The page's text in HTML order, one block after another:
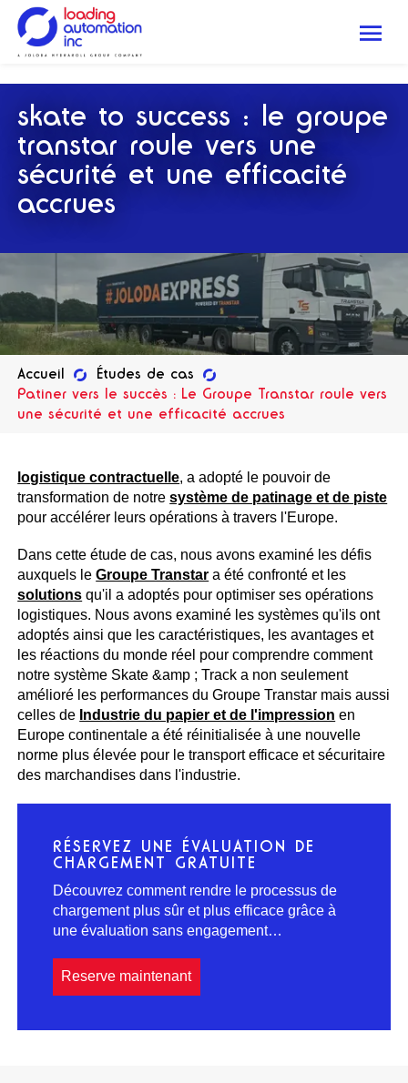
Automation
Inc
skate to success : le groupe
transtar roule vers une
sécurité et une efficacité
accrues
Accueil
Études de cas
Patiner vers le succès : Le Groupe Transtar roule vers
une sécurité et une efficacité accrues
logistique contractuelle, a adopté le pouvoir de
transformation de notresystème de patinage et de piste
pour accélérer leurs opérations à travers l'Europe.
Dans cette étude de cas, nous avons examiné les défis
auxquels leGroupe Transtar a été confronté et les
solutions qu'il a adoptés pour optimiser ses opérations
logistiques. Nous avons examiné les systèmes qu'ils ont
adoptés ainsi que les caractéristiques, les avantages et
les réactions du monde réel pour comprendre comment
notre système Skate &amp ; Track a non seulement
amélioré les performances du Groupe Transtar mais aussi
celles de Industrie du papier et de l'impression en
Europe continentale a été réinitialisée à une nouvelle
norme plus élevée pour le transport efficace et sécuritaire
des marchandises dans l'industrie.
RÉSERVEZ UNE ÉVALUATION DE
CHARGEMENT GRATUITE
Découvrez comment rendre le processus de
chargement plus sûr et plus efficace grâce à
une évaluation sans engagement…
Reserve maintenant